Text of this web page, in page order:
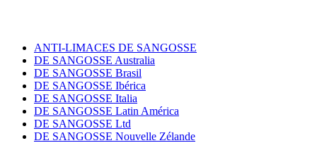
ANTI-LIMACES DE SANGOSSE
DE SANGOSSE Australia
DE SANGOSSE Brasil
DE SANGOSSE Ibérica
DE SANGOSSE Italia
DE SANGOSSE Latin América
DE SANGOSSE Ltd
DE SANGOSSE Nouvelle Zélande